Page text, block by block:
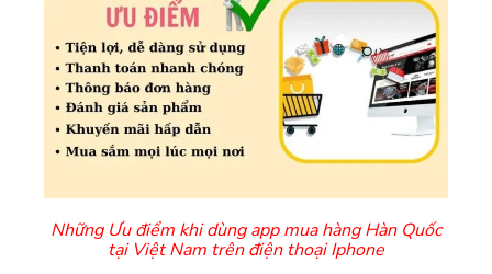
Những Ưu điểm khi dùng app mua hàng Hàn Quốc
tại Việt Nam trên điện thoại Iphone